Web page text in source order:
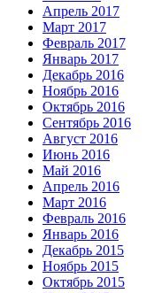
Апрель 2017
Март 2017
Февраль 2017
Январь 2017
Декабрь 2016
Ноябрь 2016
Октябрь 2016
Сентябрь 2016
Август 2016
Июнь 2016
Май 2016
Апрель 2016
Март 2016
Февраль 2016
Январь 2016
Декабрь 2015
Ноябрь 2015
Октябрь 2015